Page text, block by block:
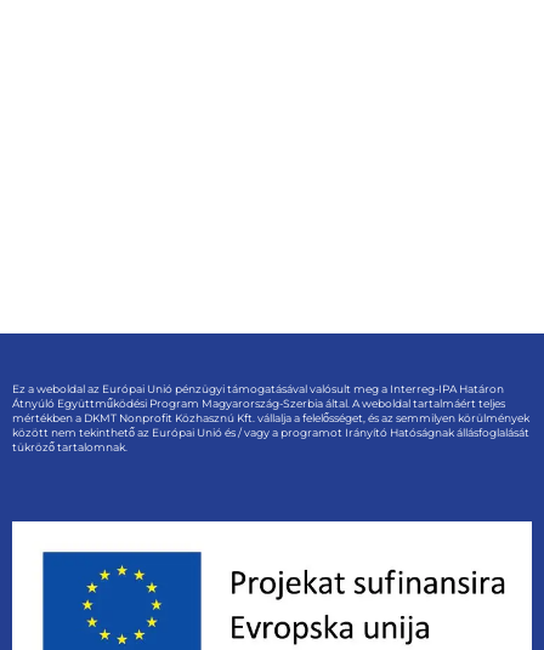
Ez a weboldal az Európai Unió pénzügyi támogatásával valósult meg a Interreg-IPA Határon
Átnyúló Együttműködési Program Magyarország-Szerbia által. A weboldal tartalmáért teljes
mértékben a DKMT Nonprofit Közhasznú Kft. vállalja a felelősséget, és az semmilyen körülmények
között nem tekinthető az Európai Unió és / vagy a programot Irányító Hatóságnak állásfoglalását
tükröző tartalomnak.